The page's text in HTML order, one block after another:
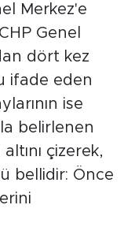
Merkez'e
Genel
dört kez
ifade eden
ise
belirlenen
çizerek,
bellidir: Önce